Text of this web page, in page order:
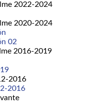
2022-2024
2020-2024
02
2016-2019
2016
2016